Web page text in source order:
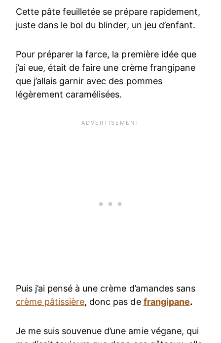
Cette pâte feuilletée se prépare rapidement,
juste dans le bol du blinder, un jeu d’enfant.
Pour préparer la farce, la première idée que
j’ai eue, était de faire une crème frangipane
que j’allais garnir avec des pommes
légèrement caramélisées.
Puis j’ai pensé à une crème d’amandes sans
crème pâtissière, donc pas de frangipane.
Je me suis souvenue d’une amie végane, qui